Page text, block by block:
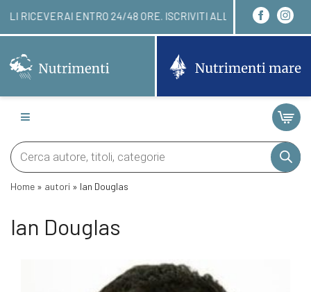
QUI! LI RICEVERAI ENTRO 24/48 ORE.
Products
search
Home » autori » Ian Douglas
Ian Douglas